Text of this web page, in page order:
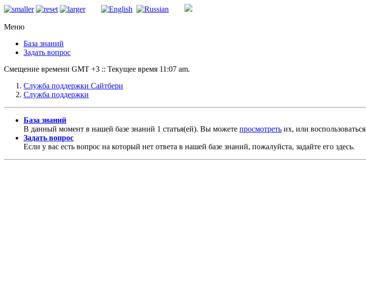
Меню
База знаний
Задать вопрос
Смещение времени GMT +3 :: Текущее время 11:07 am.
Служба поддержки Сайтбери
Служба поддержки
База знаний
В данный момент в нашей базе знаний 1 статья(ей). Вы можете просмотреть их, или воспользоваться
Задать вопрос
Если у вас есть вопрос на который нет ответа в нашей базе знаний, пожалуйста, задайте его здесь.